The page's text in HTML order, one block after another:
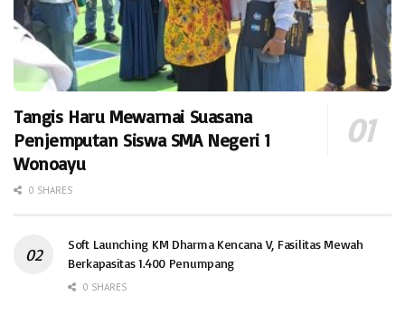
Tangis Haru Mewarnai Suasana
Penjemputan Siswa SMA Negeri 1
Wonoayu
0 SHARES
Soft Launching KM Dharma Kencana V, Fasilitas Mewah
Berkapasitas 1.400 Penumpang
0 SHARES